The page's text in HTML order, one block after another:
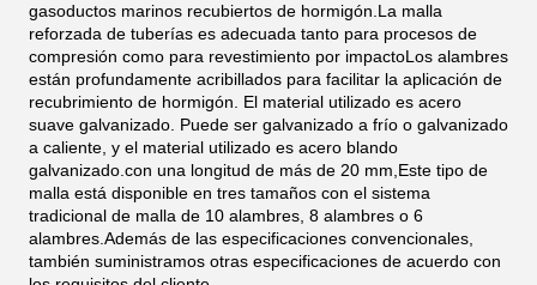
gasoductos marinos recubiertos de hormigón.La malla
reforzada de tuberías es adecuada tanto para procesos de
compresión como para revestimiento por impactoLos alambres
están profundamente acribillados para facilitar la aplicación de
recubrimiento de hormigón. El material utilizado es acero
suave galvanizado. Puede ser galvanizado a frío o galvanizado
a caliente, y el material utilizado es acero blando
galvanizado.con una longitud de más de 20 mm,Este tipo de
malla está disponible en tres tamaños con el sistema
tradicional de malla de 10 alambres, 8 alambres o 6
alambres.Además de las especificaciones convencionales,
también suministramos otras especificaciones de acuerdo con